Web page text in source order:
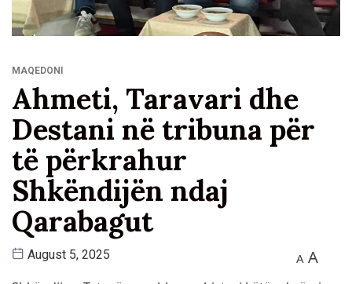
MAQEDONI
Ahmeti, Taravari dhe
Destani në tribuna për
të përkrahur
Shkëndijën ndaj
Qarabagut
August 5, 2025 A A